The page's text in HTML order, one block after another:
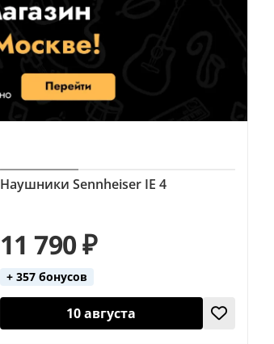
Наушники Sennheiser IE 4
11 790 ₽
+ 357 бонусов
10 августа